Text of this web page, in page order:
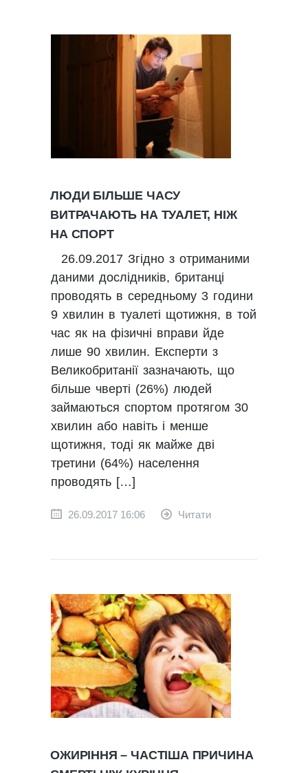
ЛЮДИ БІЛЬШЕ ЧАСУ
ВИТРАЧАЮТЬ НА ТУАЛЕТ, НІЖ
НА СПОРТ
26.09.2017 Згідно з отриманими
даними дослідників, британці
проводять в середньому 3 години
9 хвилин в туалеті щотижня, в той
час як на фізичні вправи йде
лише 90 хвилин. Експерти з
Великобританії зазначають, що
більше чверті (26%) людей
займаються спортом протягом 30
хвилин або навіть і менше
щотижня, тоді як майже дві
третини (64%) населення
проводять […]
26.09.2017 16:06 Читати
ОЖИРІННЯ – ЧАСТІША ПРИЧИНА